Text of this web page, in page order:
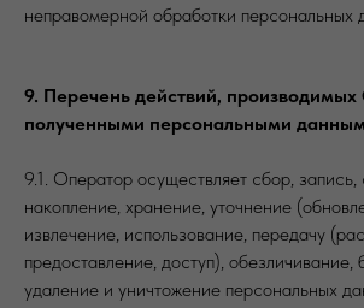
неправомерной обработки персональных
9. Перечень действий,
полученными персональными
9.1. Оператор осуществляет сбор,
накопление, хранение, уточнение
извлечение, использование, передачу
предоставление, доступ), обезличивание,
удаление и уничтожение персональных